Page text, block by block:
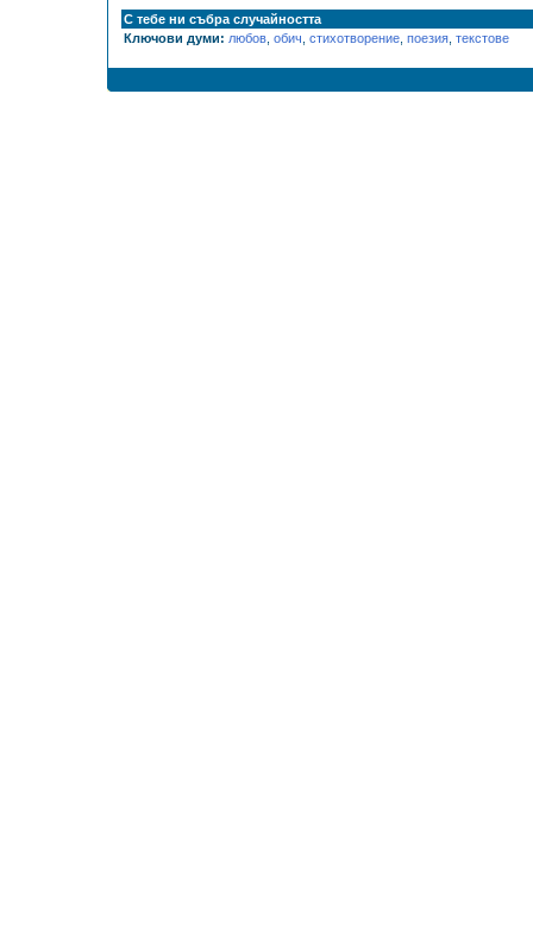
С тебе ни събра случайността
Ключови думи: любов обич стихотворение поезия текстове